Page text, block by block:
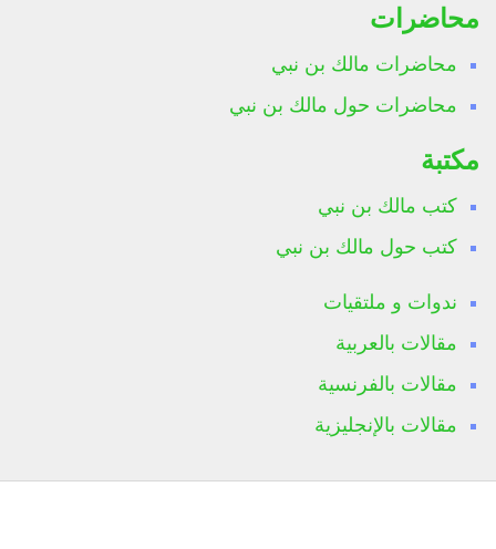
محاضرات
محاضرات مالك بن نبي
محاضرات حول مالك بن نبي
مكتبة
كتب مالك بن نبي
كتب حول مالك بن نبي
ندوات و ملتقيات
مقالات بالعربية
مقالات بالفرنسية
مقالات بالإنجليزية